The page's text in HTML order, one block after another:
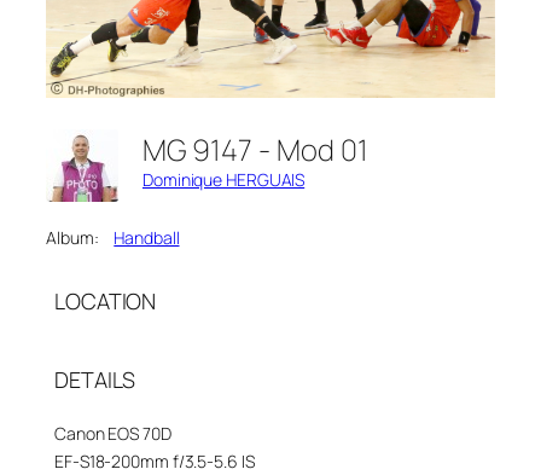
MG 9147 - Mod 01
Dominique HERGUAIS
Album: Handball
LOCATION
DETAILS
Canon EOS 70D
EF-S18-200mm f/3.5-5.6 IS